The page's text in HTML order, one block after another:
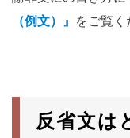
（例文）』
をご覧く
反省文は